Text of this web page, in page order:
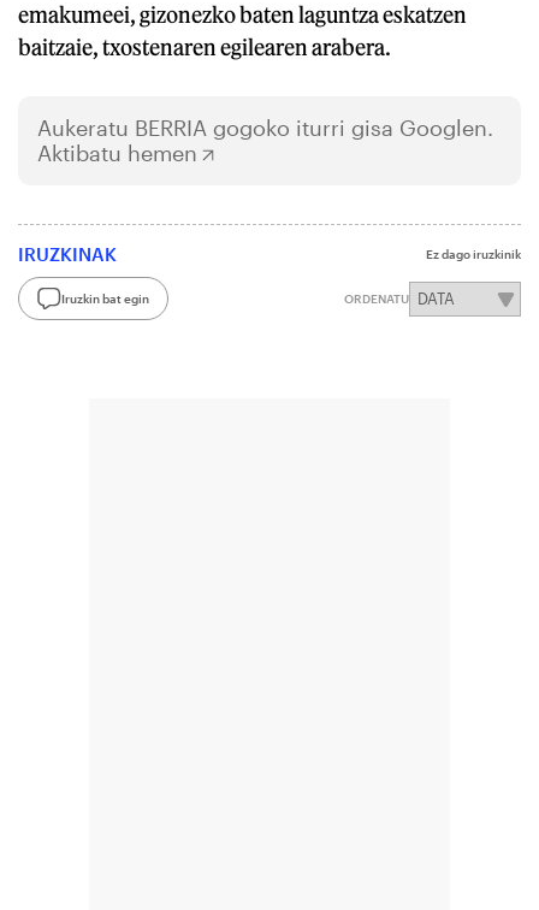
emakumeei, gizonezko baten laguntza eskatzen
baitzaie, txostenaren egilearen arabera.
Aukeratu BERRIA gogoko iturri gisa Googlen.
Aktibatu hemen
IRUZKINAK Ez dago iruzkinik
Iruzkin bat egin ORDENATU